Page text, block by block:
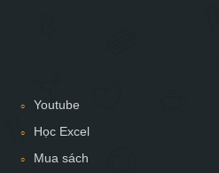
Youtube
Học Excel
Mua sách